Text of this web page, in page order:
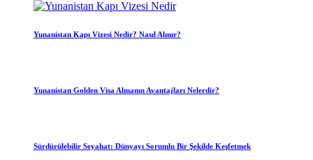
Yunanistan Kapı Vizesi Nedir? Nasıl Alınır?
Yunanistan Golden Visa Almanın Avantajları Nelerdir?
Sürdürülebilir Seyahat: Dünyayı Sorumlu Bir Şekilde Keşfetmek